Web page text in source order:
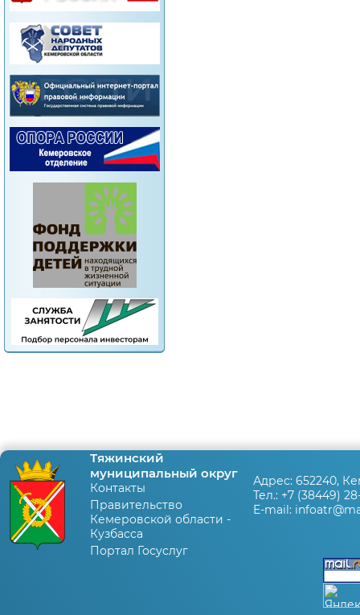
Тяжинский
муниципальный округ
Контакты
Правительство
Кемеровской области -
Кузбасса
Портал Госуслуг
Адрес: 652240,
Тел.: +7 (38449)
E-mail: